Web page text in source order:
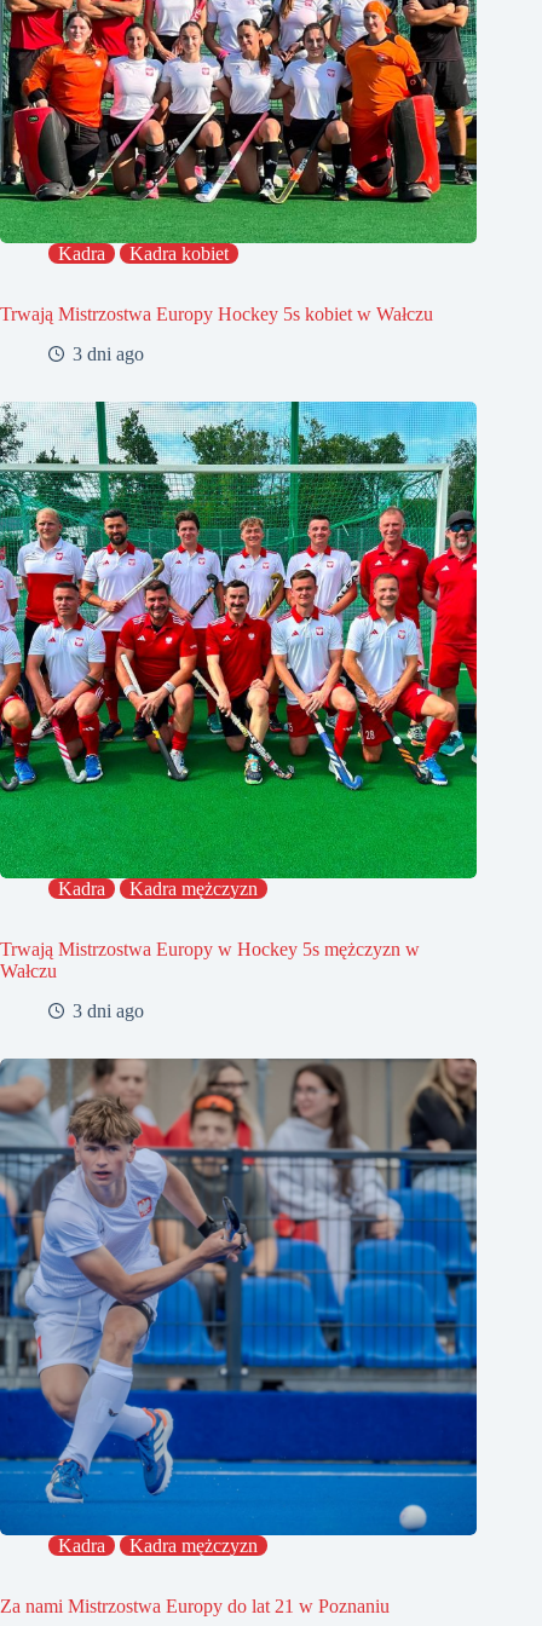
Kadra Kadra kobiet
Trwają Mistrzostwa Europy Hockey 5s kobiet w Wałczu
3 dni ago
Kadra Kadra mężczyzn
Trwają Mistrzostwa Europy w Hockey 5s mężczyzn w
Wałczu
3 dni ago
Kadra Kadra mężczyzn
Za nami Mistrzostwa Europy do lat 21 w Poznaniu